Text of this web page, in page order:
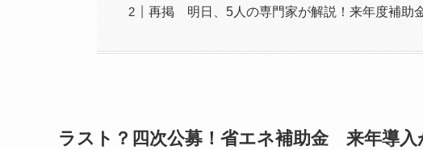
再掲 明日、5人の専門家が解説！来年度補助
ラスト？四次公募！省エネ補助金 来年導